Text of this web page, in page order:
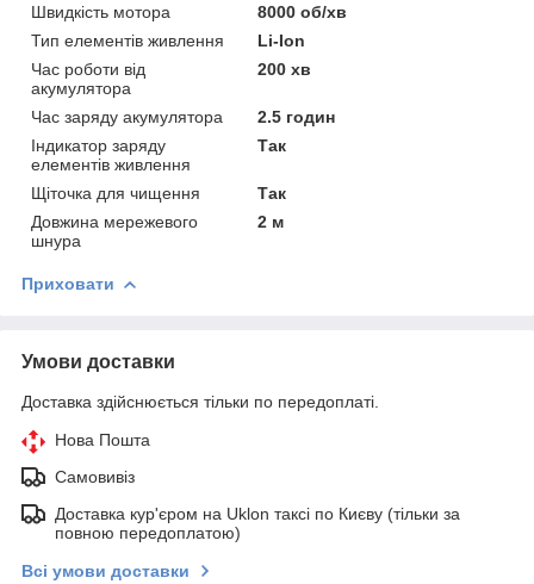
Швидкість мотора
8000 об/хв
Тип елементів живлення
Li-Ion
Час роботи від
акумулятора
200 хв
Час заряду акумулятора
2.5 годин
Індикатор заряду
елементів живлення
Так
Щіточка для чищення
Так
Довжина мережевого
шнура
2 м
Приховати
Умови доставки
Доставка здійснюється тільки по передоплаті.
Нова Пошта
Самовивіз
Доставка кур'єром на Uklon таксі по Києву (тільки за
повною передоплатою)
Всі умови доставки